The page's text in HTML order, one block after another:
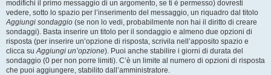
modifichi il primo messaggio di un argomento, se ti è permesso) dovresti
vedere, sotto lo spazio per l’inserimento del messaggio, un riquadro dal titolo
Aggiungi sondaggio (se non lo vedi, probabilmente non hai il diritto di creare
sondaggi). Basta inserire un titolo per il sondaggio e almeno due opzioni di
risposta (per inserire un’opzione di risposta, scrivila nell’apposito spazio e
clicca suAggiungi un’opzione). Puoi anche stabilire i giorni di durata del
sondaggio (0 per non porre limiti). C’è un limite al numero di opzioni di risposta
che puoi aggiungere, stabilito dall’amministratore.